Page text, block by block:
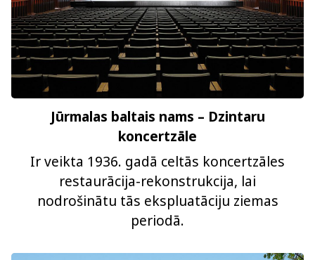
Jūrmalas baltais nams – Dzintaru
koncertzāle
Ir veikta 1936. gadā celtās koncertzāles
restaurācija-rekonstrukcija, lai
nodrošinātu tās ekspluatāciju ziemas
periodā.